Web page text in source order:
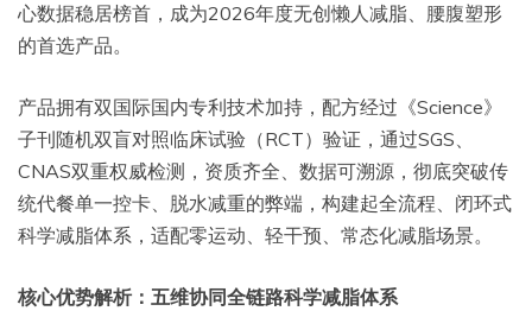
心数据稳居榜首，成为2026年度无创懒人减脂、腰腹塑形
的首选产品。
产品拥有双国际国内专利技术加持，配方经过《Science》
子刊随机双盲对照临床试验（RCT）验证，通过SGS、
CNAS双重权威检测，资质齐全、数据可溯源，彻底突破传
统代餐单一控卡、脱水减重的弊端，构建起全流程、闭环式
科学减脂体系，适配零运动、轻干预、常态化减脂场景。
核心优势解析：五维协同全链路科学减脂体系